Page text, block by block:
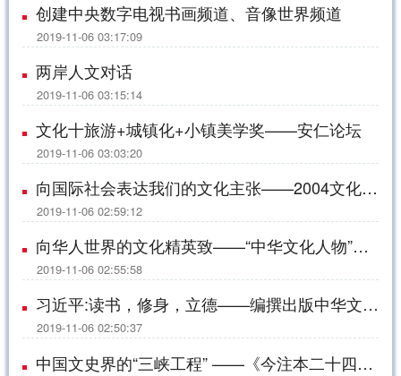
创建中央数字电视书画频道、音像世界频道
2019-11-06 03:17:09
两岸人文对话
2019-11-06 03:15:14
文化十旅游+城镇化+小镇美学奖——安仁论坛
2019-11-06 03:03:20
向国际社会表达我们的文化主张——2004文化高峰论坛
2019-11-06 02:59:12
向华人世界的文化精英致——“中华文化人物”评颁活动
2019-11-06 02:55:58
习近平:读书，修身，立德——编撰出版中华文化典籍读本
2019-11-06 02:50:37
中国文史界的“三峡工程” ——《今注本二十四史》编纂出版工程